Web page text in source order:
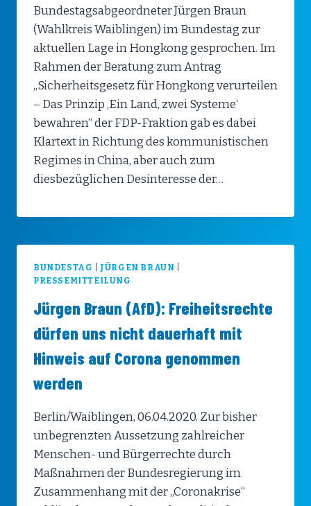
Bundestagsabgeordneter Jürgen Braun
(Wahlkreis Waiblingen) im Bundestag zur
aktuellen Lage in Hongkong gesprochen. Im
Rahmen der Beratung zum Antrag
„Sicherheitsgesetz für Hongkong verurteilen
– Das Prinzip ‚Ein Land, zwei Systeme‘
bewahren“ der FDP-Fraktion gab es dabei
Klartext in Richtung des kommunistischen
Regimes in China, aber auch zum
diesbezüglichen Desinteresse der…
BUNDESTAG JÜRGEN BRAUN
PRESSEMITTEILUNG
Jürgen Braun (AfD): Freiheitsrechte
dürfen uns nicht dauerhaft mit
Hinweis auf Corona genommen
werden
Berlin/Waiblingen, 06.04.2020. Zur bisher
unbegrenzten Aussetzung zahlreicher
Menschen- und Bürgerrechte durch
Maßnahmen der Bundesregierung im
Zusammenhang mit der „Coronakrise“